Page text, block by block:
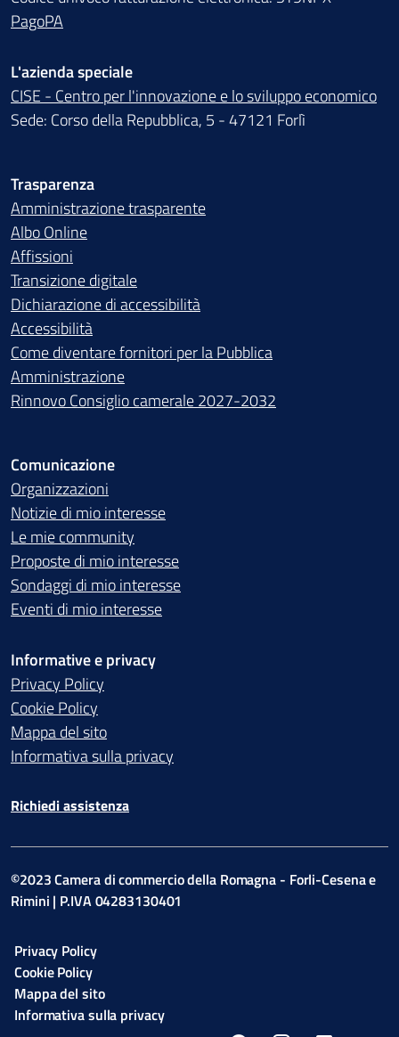
PagoPA
L'azienda speciale
CISE - Centro per l'innovazione e lo sviluppo economico
Sede: Corso della Repubblica, 5 - 47121 Forlì
Trasparenza
Amministrazione trasparente
Albo Online
Affissioni
Transizione digitale
Dichiarazione di accessibilità
Accessibilità
Come diventare fornitori per la Pubblica
Amministrazione
Rinnovo Consiglio camerale 2027-2032
Comunicazione
Organizzazioni
Notizie di mio interesse
Le mie community
Proposte di mio interesse
Sondaggi di mio interesse
Eventi di mio interesse
Informative e privacy
Privacy Policy
Cookie Policy
Mappa del sito
Informativa sulla privacy
Richiedi assistenza
©2023 Camera di commercio della Romagna - Forli-Cesena e
Rimini | P.IVA 04283130401
Privacy Policy
Cookie Policy
Mappa del sito
Informativa sulla privacy